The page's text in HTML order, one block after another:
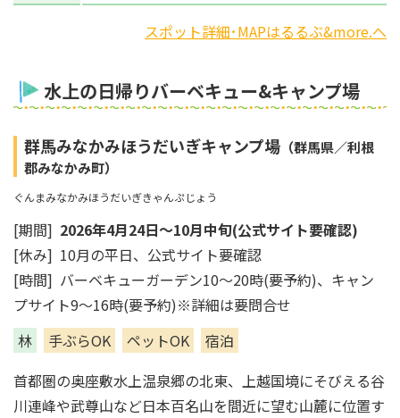
スポット詳細･MAPはるるぶ&more.へ
水上の日帰りバーベキュー&キャンプ場
群馬みなかみほうだいぎキャンプ場 （群馬県／利根
郡みなかみ町）
ぐんまみなかみほうだいぎきゃんぷじょう
[期間] 2026年4月24日～10月中旬(公式サイト要確認)
[休み] 10月の平日、公式サイト要確認
[時間] バーベキューガーデン10～20時(要予約)、キャン
プサイト9～16時(要予約)※詳細は要問合せ
林
手ぶらOK ペットOK
宿泊
首都圏の奥座敷水上温泉郷の北東、上越国境にそびえる谷
川連峰や武尊山など日本百名山を間近に望む山麓に位置す